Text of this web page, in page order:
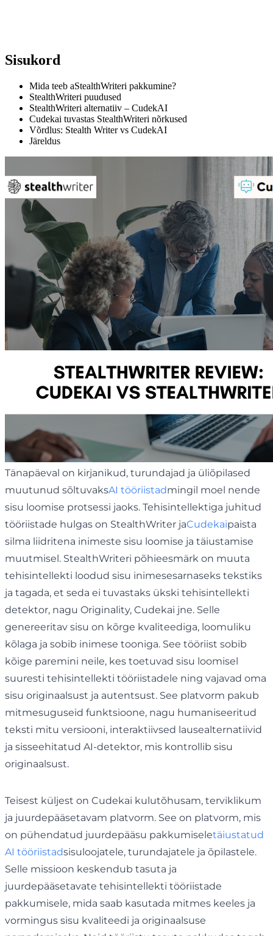
Sisukord
Mida teeb aStealthWriteri pakkumine?
StealthWriteri puudused
StealthWriteri alternatiiv – CudekAI
Cudekai tuvastas StealthWriteri nõrkused
Võrdlus: Stealth Writer vs CudekAI
Järeldus
Tänapäeval on kirjanikud, turundajad ja üliõpilased
muutunud sõltuvaksAI tööriistadmingil moel nende
sisu loomise protsessi jaoks. Tehisintellektiga juhitud
tööriistade hulgas on StealthWriter jaCudekaipaista
silma liidritena inimeste sisu loomise ja täiustamise
muutmisel. StealthWriteri põhieesmärk on muuta
tehisintellekti loodud sisu inimesesarnaseks tekstiks
ja tagada, et seda ei tuvastaks ükski tehisintellekti
detektor, nagu Originality, Cudekai jne. Selle
genereeritav sisu on kõrge kvaliteediga, loomuliku
kõlaga ja sobib inimese tooniga. See tööriist sobib
kõige paremini neile, kes toetuvad sisu loomisel
suuresti tehisintellekti tööriistadele ning vajavad oma
sisu originaalsust ja autentsust. See platvorm pakub
mitmesuguseid funktsioone, nagu humaniseeritud
teksti mitu versiooni, interaktiivsed lausealternatiivid
ja sisseehitatud AI-detektor, mis kontrollib sisu
originaalsust.
Teisest küljest on Cudekai kulutõhusam, terviklikum
ja juurdepääsetavam platvorm. See on platvorm, mis
on pühendatud juurdepääsu pakkumiseletäiustatud
AI tööriistadsisuloojatele, turundajatele ja õpilastele.
Selle missioon keskendub tasuta ja
juurdepääsetavate tehisintellekti tööriistade
pakkumisele, mida saab kasutada mitmes keeles ja
vormingus sisu kvaliteedi ja originaalsuse